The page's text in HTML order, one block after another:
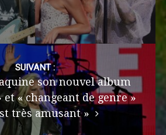
SUIVANT :
son nouvel album
et « changeant de genre »
très amusant »